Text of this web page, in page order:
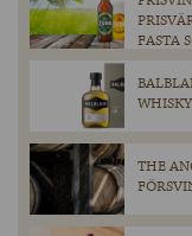
FASTA
THE